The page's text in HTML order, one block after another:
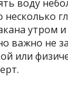
воду
утром
важно не
или